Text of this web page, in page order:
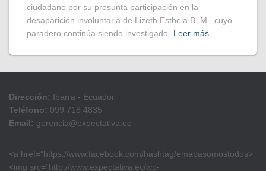
ciudadano por su presunta participación en la
desaparición involuntaria de Lizeth Esthela B. M., cuyo
paradero continúa siendo investigado.
Leer más
Dirección: Ibarra - Ecuador
Teléfono: 099 718 4835
Email: gerencia@expectativa.ec
<a href=”https://www.facebook.com/hashtag/emapasomostodos>
<img src=”http://www.expectativa.ec/wp-